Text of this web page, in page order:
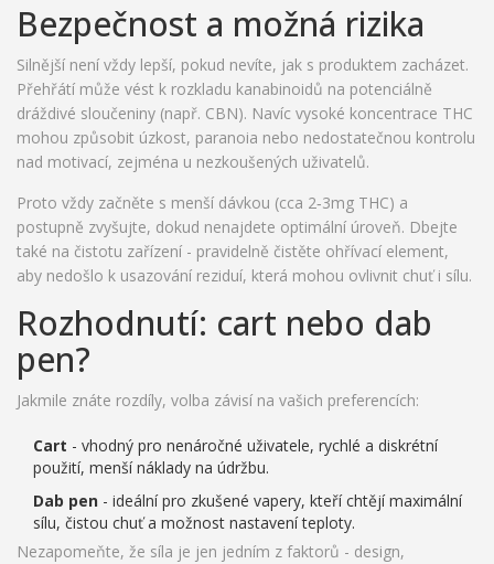
Bezpečnost a možná rizika
Silnější není vždy lepší, pokud nevíte, jak s produktem zacházet.
Přehřátí může vést k rozkladu kanabinoidů na potenciálně
dráždivé sloučeniny (např. CBN). Navíc vysoké koncentrace THC
mohou způsobit úzkost, paranoia nebo nedostatečnou kontrolu
nad motivací, zejména u nezkoušených uživatelů.
Proto vždy začněte s menší dávkou (cca 2‑3mg THC) a
postupně zvyšujte, dokud nenajdete optimální úroveň. Dbejte
také na čistotu zařízení - pravidelně čistěte ohřívací element,
aby nedošlo k usazování reziduí, která mohou ovlivnit chuť i sílu.
Rozhodnutí: cart nebo dab
pen?
Jakmile znáte rozdíly, volba závisí na vašich preferencích:
Cart - vhodný pro nenáročné uživatele, rychlé a diskrétní
použití, menší náklady na údržbu.
Dab pen - ideální pro zkušené vapery, kteří chtějí maximální
sílu, čistou chuť a možnost nastavení teploty.
Nezapomeňte, že síla je jen jedním z faktorů - design,